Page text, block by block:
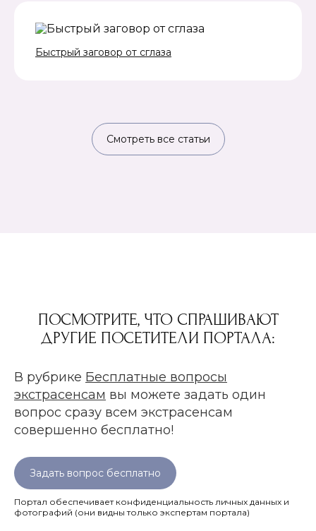
Быстрый заговор от сглаза
Смотреть все статьи
ПОСМОТРИТЕ, ЧТО СПРАШИВАЮТ
ДРУГИЕ ПОСЕТИТЕЛИ ПОРТАЛА:
В рубрике Бесплатные вопросы
экстрасенсам вы можете задать один
вопрос сразу всем экстрасенсам
совершенно бесплатно!
Задать вопрос бесплатно
Портал обеспечивает конфиденциальность личных данных и
фотографий (они видны только экспертам портала)